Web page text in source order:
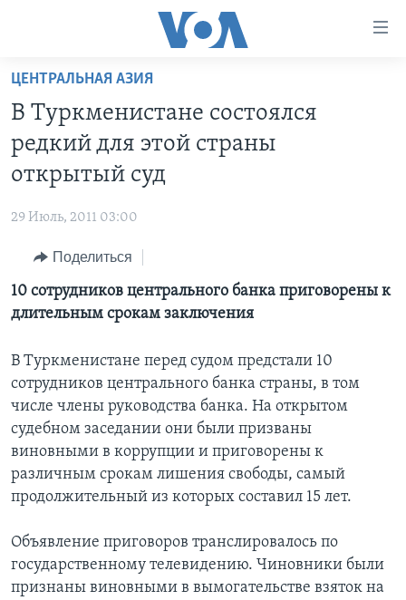
Перейти
основной
контент
Перейти
основной
Перейти
поиск
ПРОГРАММЫ
ИТОГИ
ПОЧЕМУ ЭТО ВАЖНО?
ДИСКУССИЯ VOA
НЬЮ-ЙОРК NEW YORK
АМЕРИКА. БОЛЬШОЕ ПУТЕШЕСТВИЕ
ПРОЕКТЫ
НАША АМЕРИКАНСКАЯ ИСТОРИЯ
А КАК В АМЕРИКЕ?
АРТЕФАКТЫ
АМЕРИКАНСКИЕ ГОРОДКИ
ТЕСТЫ
ИНТЕРВЬЮ
ФАКТЫ ПРОТИВ ФЕЙКОВ
ЗА СВОБОДУ ПРЕССЫ
УЧИМ АНГЛИЙСКИЙ
ВИДЕО
ПОДПИСКА НА НОВОСТИ
Learning English
СОЦИАЛЬНЫЕ СЕТИ
Языки
ЦЕНТРАЛЬНАЯ АЗИЯ
В Туркменистане состоялся
редкий для этой страны
открытый суд
29 Июль, 2011 03:00
Поделиться
10 сотрудников центрального банка приговорены к
длительным срокам заключения
В Туркменистане перед судом предстали 10
сотрудников центрального банка страны, в том
числе члены руководства банка. На открытом
судебном заседании они были призваны
виновными в коррупции и приговорены к
различным срокам лишения свободы, самый
продолжительный из которых составил 15 лет.
Объявление приговоров транслировалось по
государственному телевидению. Чиновники были
признаны виновными в вымогательстве взяток на